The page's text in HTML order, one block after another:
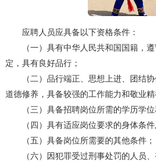
应聘人员应具备以下资格条件：
（一）具有中华人民共和国国籍，遵
定，具有良好品行；
（二）品行端正、思想上进、团结协
道德修养，具备较强的工作能力和敬业精
（三）具备招聘岗位所需的学历学位
（四）具有适应岗位要求的身体条件
（五）具备岗位所需要的其他条件；
（六）因犯罪受过刑事处罚的人员、